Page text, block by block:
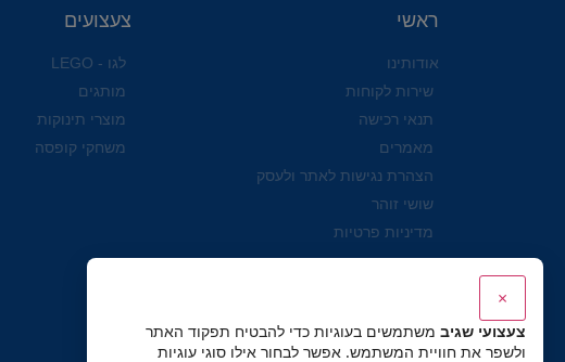
ראשי
אודותינו
שירות לקוחות
תנאי רכישה
מאמרים
הצהרת נגישות לאתר ולעסק
שושי זוהר
מדיניות פרטיות
צעצועים
לגו - LEGO
מותגים
מוצרי תינוקות
משחקי קופסה
×
צעצועי שגיב משתמשים בעוגיות כדי להבטיח תפקוד האתר
ולשפר את חוויית המשתמש. אפשר לבחור אילו סוגי עוגיות